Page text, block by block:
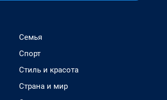
Семья
Спорт
Стиль и красота
Страна и мир